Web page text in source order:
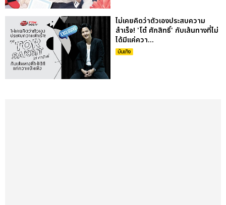
ไม่เคยคิดว่าตัวเองประสบความ
สำเร็จ! 'โต๋ ศักสิทธิ์' กับเส้นทางที่ไม่
ได้มีแค่ควา...
บันเทิง